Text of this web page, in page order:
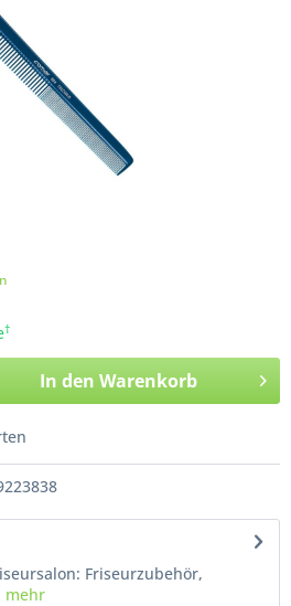
†
In den Warenkorb
Friseurzubehör,
mehr